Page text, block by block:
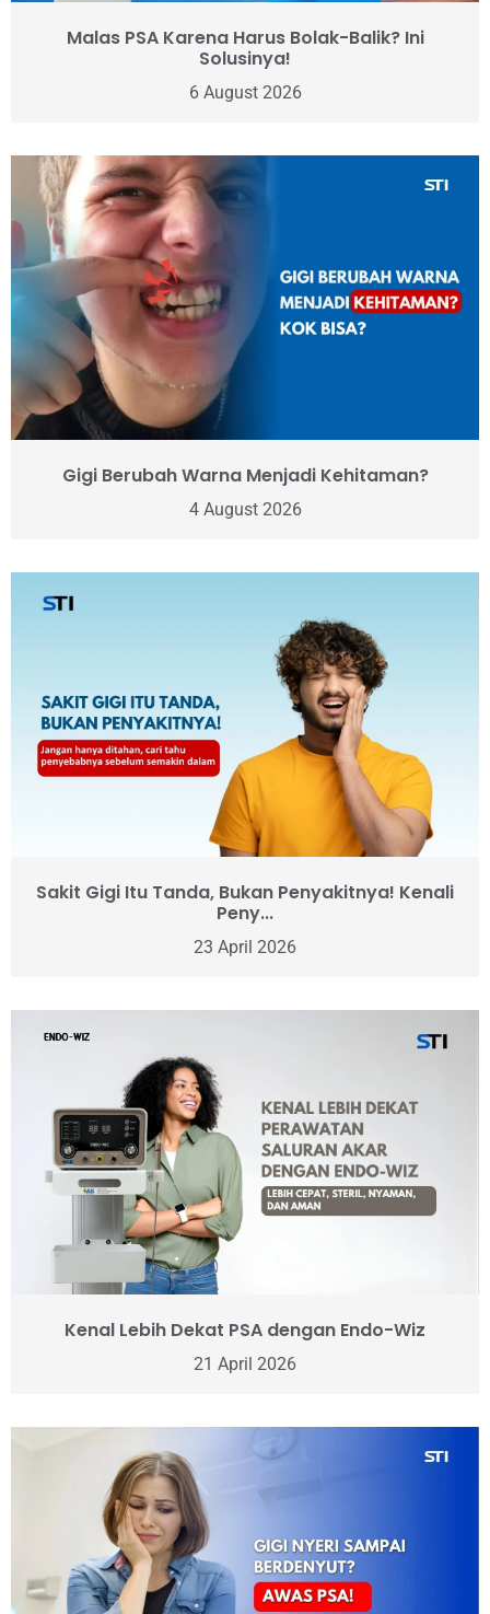
Malas PSA Karena Harus Bolak-Balik? Ini
Solusinya!
6 August 2026
Gigi Berubah Warna Menjadi Kehitaman?
4 August 2026
Sakit Gigi Itu Tanda, Bukan Penyakitnya! Kenali
Peny...
23 April 2026
Kenal Lebih Dekat PSA dengan Endo-Wiz
21 April 2026